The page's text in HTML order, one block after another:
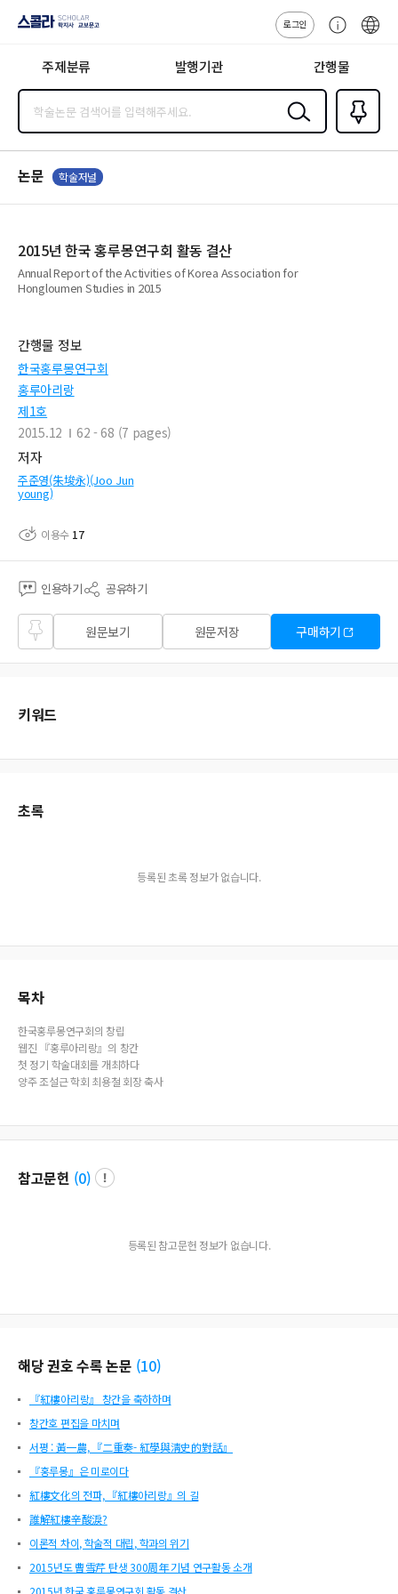
지사·교보문고
로그인
센
주제분류 발행기관 간행물
검색
즐겨찾
기0
논문 학술저널
2015년 한국 홍루몽연구회 활동 결산
Annual Report of the Activities of Korea Association for
Hongloumen Studies in 2015
간행물 정보
한국홍루몽연구회
홍루아리랑
제1호
2015.12
62 - 68 (7 pages)
저자
주준영(朱埈永)(Joo Jun
young)
이용수 17
인용하기 공유하기
즐겨
찾기
원문보기 원문저장 구매하기
키워드
초록
등록된 초록 정보가 없습니다.
목차
한국홍루몽연구회의 창립
웹진 『홍루아리랑』의 창간
첫 정기 학술대회를 개최하다
양주 조설근 학회 최용철 회장 축사
참고문헌 (0)
등록된 참고문헌 정보가 없습니다.
해당 권호 수록 논문 (10)
『紅樓아리랑』 창간을 축하하며
창간호 편집을 마치며
서평 : 黃一農, 『二重奏- 紅學與淸史的對話』
『홍루몽』은 미로이다
紅樓文化의 전파, 『紅樓아리랑』의 길
誰解紅樓辛酸淚?
이론적 차이, 학술적 대립, 학과의 위기
2015년도 曹雪芹 탄생 300周年 기념 연구활동 소개